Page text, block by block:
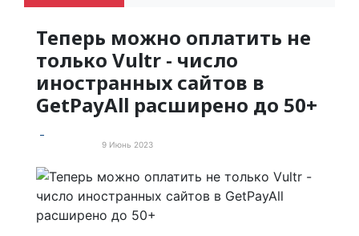
Теперь можно оплатить не
только Vultr - число
иностранных сайтов в
GetPayAll расширено до 50+
9 Июнь 2023